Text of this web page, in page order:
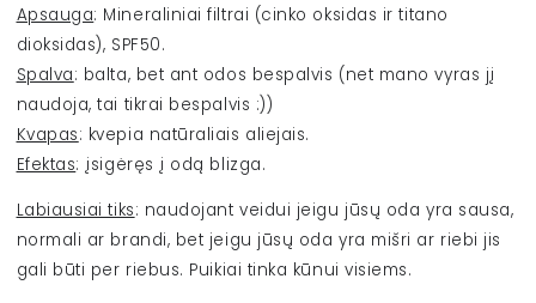
Apsauga: Mineraliniai filtrai (cinko oksidas ir titano
dioksidas), SPF50.
Spalva: balta, bet ant odos bespalvis (net mano vyras jį
naudoja, tai tikrai bespalvis :))
Kvapas: kvepia natūraliais aliejais.
Efektas: įsigėręs į odą blizga.
Labiausiai tiks: naudojant veidui jeigu jūsų oda yra sausa,
normali ar brandi, bet jeigu jūsų oda yra mišri ar riebi jis
gali būti per riebus. Puikiai tinka kūnui visiems.